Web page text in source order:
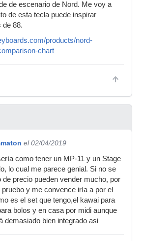
de escenario de Nord. Me voy a
de esta tecla puede inspirar
de 88.
products/nord-
chart
el 02/04/2019
como tener un MP-11 y un Stage
lo cual me parece genial. Si no se
precio pueden vender mucho, por
y me convence iría a por el
es el set que tengo,el kawai para
bolos y en casa por midi aunque
demasiado bien integrado asi